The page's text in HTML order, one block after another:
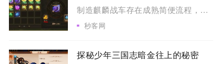
制造麒麟战车存在成熟简便流程，核心思路是前置条件精简达标、资...
秒客网
探秘少年三国志暗金往上的秘密